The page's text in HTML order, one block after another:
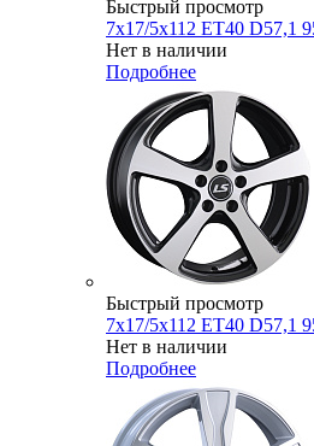
Быстрый просмотр
7x17/5x112 ET40 D57,1
Нет в наличии
Подробнее
Быстрый просмотр
7x17/5x112 ET40 D57,1
Нет в наличии
Подробнее